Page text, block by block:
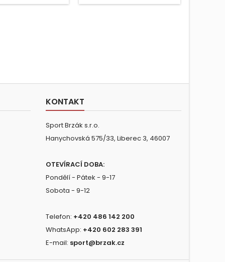
KONTAKT
Sport Brzák s.r.o.
Hanychovská 575/33, Liberec 3, 46007
OTEVÍRACÍ DOBA:
Pondělí - Pátek - 9-17
Sobota - 9-12
Telefon: +420 486 142 200
WhatsApp: +420 602 283 391
E-mail: sport@brzak.cz